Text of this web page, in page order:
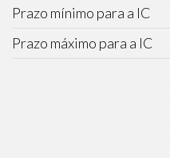
Prazo mínimo para a IC
Prazo máximo para a IC